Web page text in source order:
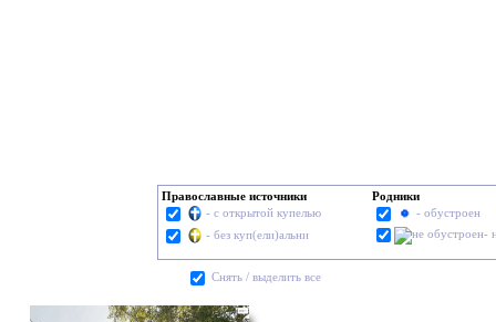
Православные источники
- с открытой купелью
- без куп(ели)альни
Родники
- обустроен
-
Cнять / выделить все